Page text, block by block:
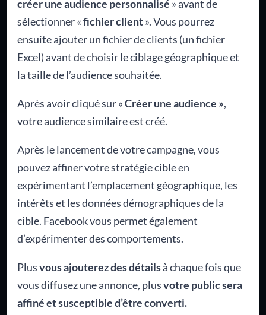
créer une audience personnalisé » avant de
sélectionner «fichier client». Vous pourrez
ensuite ajouter un fichier de clients (un fichier
Excel) avant de choisir le ciblage géographique et
la taille de l’audience souhaitée.
Après avoir cliqué sur «Créer une audience »,
votre audience similaire est créé.
Après le lancement de votre campagne, vous
pouvez affiner votre stratégie cible en
expérimentant l’emplacement géographique, les
intérêts et les données démographiques de la
cible. Facebook vous permet également
d’expérimenter des comportements.
Plusvous ajouterez des détailsà chaque fois que
vous diffusez une annonce, plusvotre public sera
affiné et susceptible d’être converti.